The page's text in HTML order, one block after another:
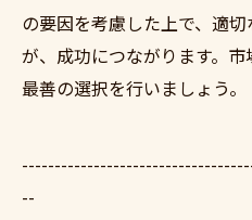
の要因を考慮した上で、適
が、成功につながります。市
最善の選択を行いましょう。
--